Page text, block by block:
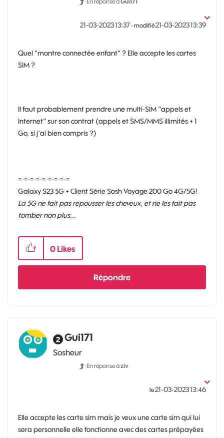
‎21-03-202313:37- modifié‎21-03-202313:39
Quel "montre connectée enfant" ? Elle accepte les cartes
SIM ?
Il faut probablement prendre une multi-SIM "appels et
Internet" sur son contrat (appels et SMS/MMS illimités + 1
Go, si j'ai bien compris ?)
=-=-=-=-=-=-=-=-=
Galaxy S23 5G + Client Série Sosh Voyage 200 Go 4G/5G!
La 5G ne fait pas repousser les cheveux, et ne les fait pas
tomber non plus...
0 Likes
Répondre
Gui171
Sosheur
En réponse àziv
le‎21-03-202313:46
Elle accepte les carte sim mais je veux une carte sim qui lui
sera personnelle elle fonctionne avec des cartes prépayées